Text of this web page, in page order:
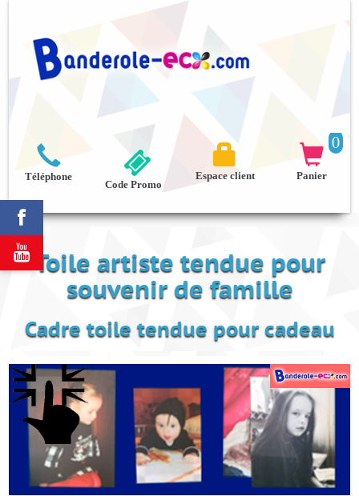



Téléphone
0

Panier

Espace client
Code Promo
Toile artiste tendue pour
souvenir de famille
Cadre toile tendue pour cadeau